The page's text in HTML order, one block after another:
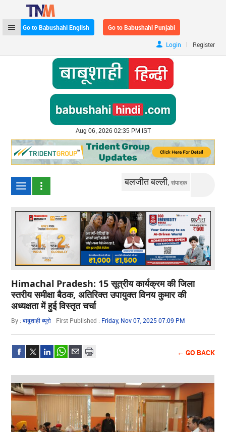
Go to Babushahi English Go to Babushahi Punjabi
Login | Register
Aug 06, 2026 02:35 PM IST
बलजीत बल्ली,संपादक
Himachal Pradesh: 15 सूत्रीय कार्यक्रम की जिला
स्तरीय समीक्षा बैठक, अतिरिक्त उपायुक्त विनय कुमार की
अध्यक्षता में हुई विस्तृत चर्चा
By :बाबूशाही ब्यूरो First Published : Friday, Nov 07, 2025 07:09 PM
← GO BACK